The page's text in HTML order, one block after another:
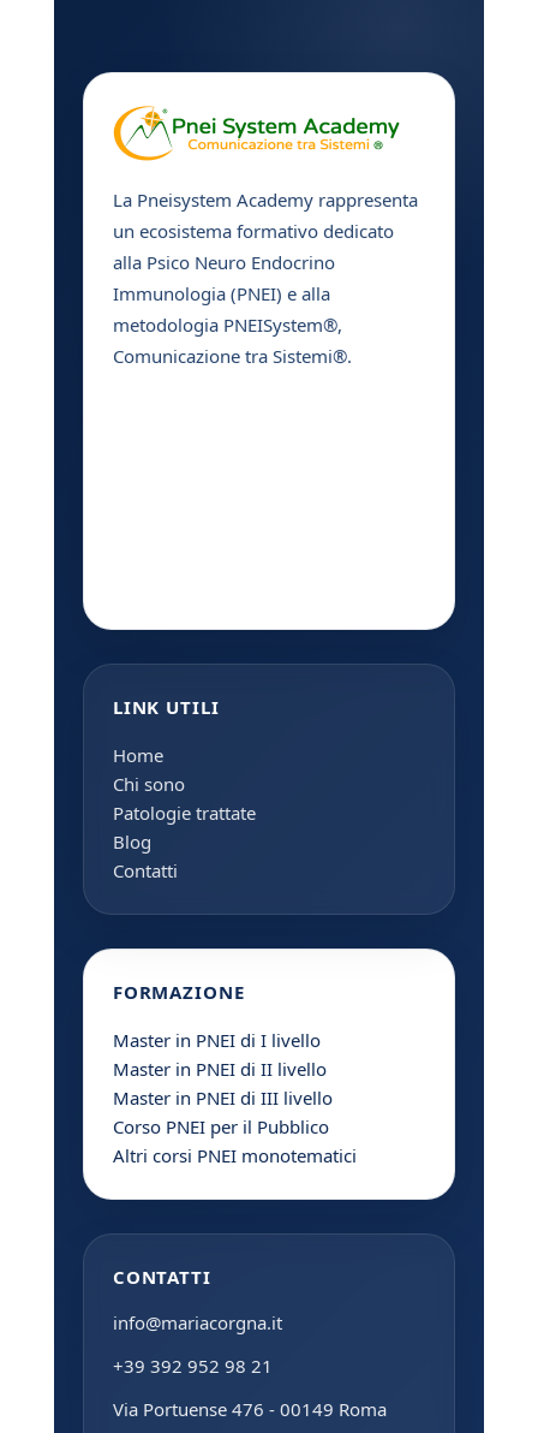
La Pneisystem Academy rappresenta
un ecosistema formativo dedicato
alla Psico Neuro Endocrino
Immunologia (PNEI) e alla
metodologia PNEISystem®,
Comunicazione tra Sistemi®.
LINK UTILI
Home
Chi sono
Patologie trattate
Blog
Contatti
FORMAZIONE
Master in PNEI di I livello
Master in PNEI di II livello
Master in PNEI di III livello
Corso PNEI per il Pubblico
Altri corsi PNEI monotematici
CONTATTI
info@mariacorgna.it
+39 392 952 98 21
Via Portuense 476 - 00149 Roma